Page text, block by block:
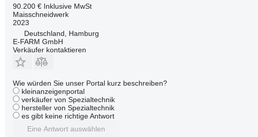
90.200 € Inklusive MwSt
Maisschneidwerk
2023
Deutschland, Hamburg
E-FARM GmbH
Verkäufer kontaktieren
Wie würden Sie unser Portal kurz beschreiben?
kleinanzeigenportal
verkäufer von Spezialtechnik
hersteller von Spezialtechnik
es gibt keine richtige Antwort
Eine Antwort auswählen